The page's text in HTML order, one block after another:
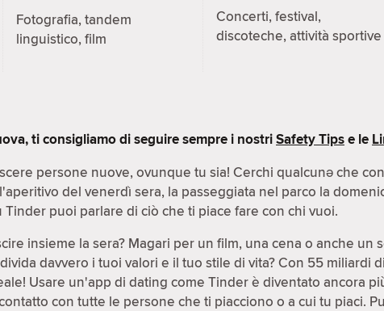
Fotografia, tandem
linguistico, film
Concerti, festival,
discoteche, attività sportive
ti consigliamo di seguire sempre i nostriSafety Tipse le
persone nuove, ovunque tu sia! Cerchi qualcunə che
del venerdì sera, la passeggiata nel parco la
puoi parlare di ciò che ti piace fare con chi vuoi.
insieme la sera? Magari per un film, una cena o anche un
davvero i tuoi valori e il tuo stile di vita? Con 55 miliardi
Usare un'app di dating come Tinder è diventato ancora
con tutte le persone che ti piacciono o a cui tu piaci.